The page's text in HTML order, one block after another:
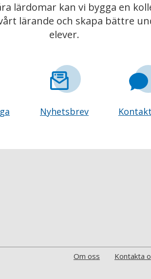
lärdomar kan vi bygga en
lärande och skapa bättre
elever.
Nyhetsbrev
Om oss Kontakta